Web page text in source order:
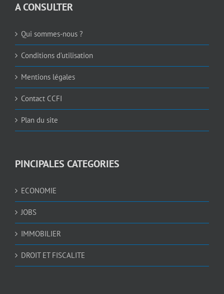
A CONSULTER
Qui sommes-nous ?
Conditions d’utilisation
Mentions légales
Contact CCFI
Plan du site
PINCIPALES CATEGORIES
ECONOMIE
JOBS
IMMOBILIER
DROIT ET FISCALITE